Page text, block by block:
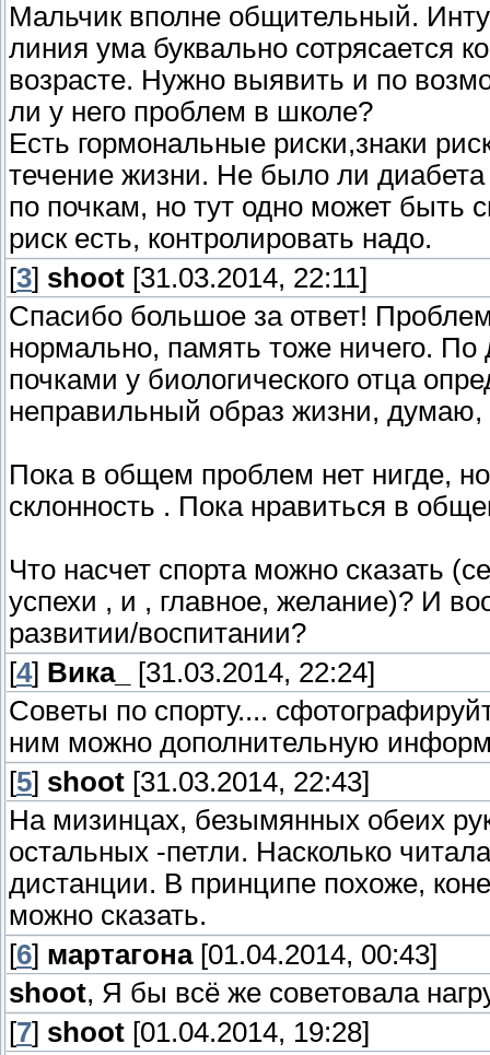
Мальчик вполне общительный.
линия ума буквально сотрясается
возрасте. Нужно выявить и по
ли у него проблем в школе?
Есть гормональные риски,знаки
течение жизни. Не было ли
по почкам, но тут одно может быть
риск есть, контролировать надо.
[3] shoot [31.03.2014, 22:11]
Спасибо большое за ответ!
нормально, память тоже ничего. По
почками у биологического отца
неправильный образ жизни, думаю,
Пока в общем проблем нет нигде,
склонность . Пока нравиться в
Что насчет спорта можно сказать
успехи , и , главное, желание)? И
развитии/воспитании?
[4] Вика_
[31.03.2014, 22:24]
Советы по спорту....
ним можно дополнительную
[5] shoot [31.03.2014, 22:43]
На мизинцах, безымянных обеих
остальных -петли. Насколько
дистанции. В принципе похоже,
можно сказать.
[6] мартагона[01.04.2014, 00:43]
shoot, Я бы всё же советовала
[7] shoot [01.04.2014, 19:28]